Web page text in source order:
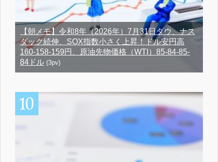
【朝メモ】令和8年（2026年）7月31日ダウ、ナス
ダック続伸、SOX指数小さく上昇！ドル安円高
160-158-159円、原油先物価格（WTI）85-84-85-
84ドル (3pv)